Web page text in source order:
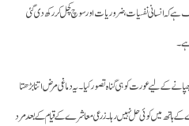
کہ انسانی نفسیات، ضروریات اور سوچ کچل کر رکھ دی گئی
کے لیے عورت کو ہی گناہ تصور کیا۔ یہ دماغی مرض اتنا بڑھتا
میں کوئی حل نہیں رہا۔ زرعی معاشرے کے قیام کے بعد مرد